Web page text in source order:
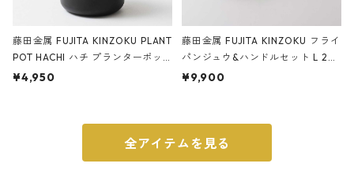
藤田金属 FUJITA KINZOKU PLANT
POT HACHI ハチ プランターポッ
ト 3号 ブラック
¥4,950
藤田金属 FUJITA KINZOKU フライ
パンジュウ&ハンドルセット L 24c
m ガス火・IH対応 鉄フライパン
¥9,900
全アイテムを見る